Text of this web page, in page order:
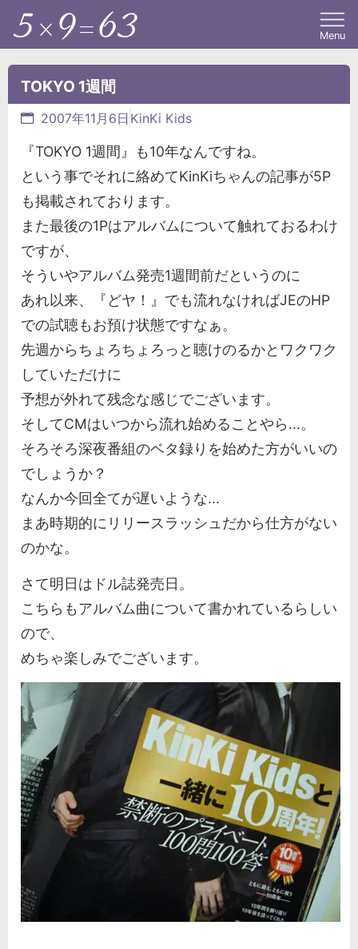
Menu
TOKYO 1週間
2007年11月6日 KinKi Kids
『TOKYO 1週間』も10年なんですね。
という事でそれに絡めてKinKiちゃんの記事が5P
も掲載されております。
また最後の1Pはアルバムについて触れておるわけ
ですが、
そういやアルバム発売1週間前だというのに
あれ以来、『どヤ！』でも流れなければJEのHP
での試聴もお預け状態ですなぁ。
先週からちょろちょろっと聴けのるかとワクワク
していただけに
予想が外れて残念な感じでございます。
そしてCMはいつから流れ始めることやら...。
そろそろ深夜番組のベタ録りを始めた方がいいの
でしょうか？
なんか今回全てが遅いような...
まあ時期的にリリースラッシュだから仕方がない
のかな。
さて明日はドル誌発売日。
こちらもアルバム曲について書かれているらしい
ので、
めちゃ楽しみでございます。